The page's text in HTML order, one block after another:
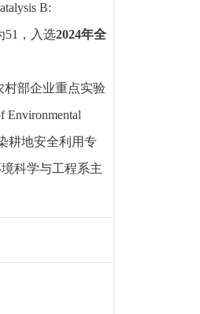
B:
51， 入选2024年全
村部企业重点实验
Environmental
耕地安全利用专
科学与工程系主